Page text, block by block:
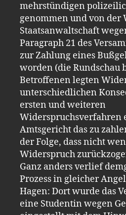
mehrstündigen
genommen und von der
Staatsanwaltschaft
Paragraph 21 des
zur Zahlung eines
worden (die Rundschau
Betroffenen legten
unterschiedlichen
ersten und weiteren
Widerspruchsverfahren
Amtsgericht das zu
der Folge, dass nicht
Widerspruch
Ganz anders verlief
Prozess in gleicher
Hagen: Dort wurde das
eine Studentin wegen